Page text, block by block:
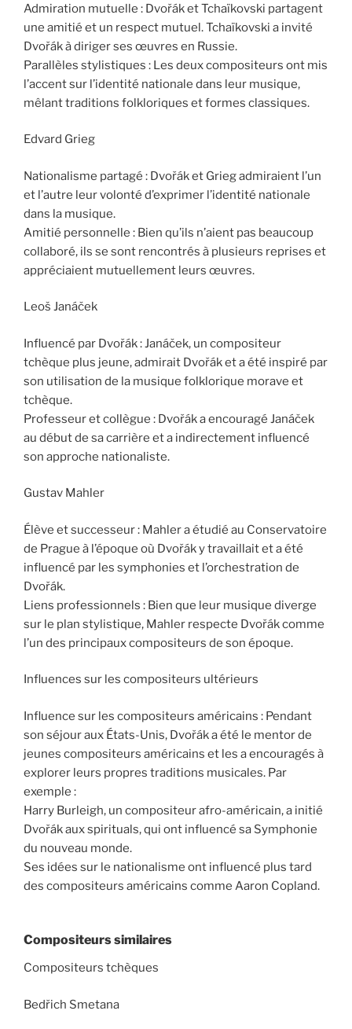
Admiration mutuelle : Dvořák et Tchaïkovski partagent
une amitié et un respect mutuel. Tchaïkovski a invité
Dvořák à diriger ses œuvres en Russie.
Parallèles stylistiques : Les deux compositeurs ont mis
l’accent sur l’identité nationale dans leur musique,
mêlant traditions folkloriques et formes classiques.
Edvard Grieg
Nationalisme partagé : Dvořák et Grieg admiraient l’un
et l’autre leur volonté d’exprimer l’identité nationale
dans la musique.
Amitié personnelle : Bien qu’ils n’aient pas beaucoup
collaboré, ils se sont rencontrés à plusieurs reprises et
appréciaient mutuellement leurs œuvres.
Leoš Janáček
Influencé par Dvořák : Janáček, un compositeur
tchèque plus jeune, admirait Dvořák et a été inspiré par
son utilisation de la musique folklorique morave et
tchèque.
Professeur et collègue : Dvořák a encouragé Janáček
au début de sa carrière et a indirectement influencé
son approche nationaliste.
Gustav Mahler
Élève et successeur : Mahler a étudié au Conservatoire
de Prague à l’époque où Dvořák y travaillait et a été
influencé par les symphonies et l’orchestration de
Dvořák.
Liens professionnels : Bien que leur musique diverge
sur le plan stylistique, Mahler respecte Dvořák comme
l’un des principaux compositeurs de son époque.
Influences sur les compositeurs ultérieurs
Influence sur les compositeurs américains : Pendant
son séjour aux États-Unis, Dvořák a été le mentor de
jeunes compositeurs américains et les a encouragés à
explorer leurs propres traditions musicales. Par
exemple :
Harry Burleigh, un compositeur afro-américain, a initié
Dvořák aux spirituals, qui ont influencé sa Symphonie
du nouveau monde.
Ses idées sur le nationalisme ont influencé plus tard
des compositeurs américains comme Aaron Copland.
Compositeurs similaires
Compositeurs tchèques
Bedřich Smetana